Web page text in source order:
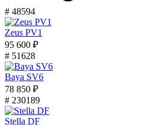
# 48594
Zeus PV1
95 600 ₽
# 51628
Baya SV6
78 850 ₽
# 230189
Stella DF